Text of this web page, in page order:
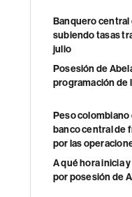
Banquero central
subiendo tasas
julio
Posesión de
programación de
Peso
banco central de
por las
A qué hora inicia
por posesión de